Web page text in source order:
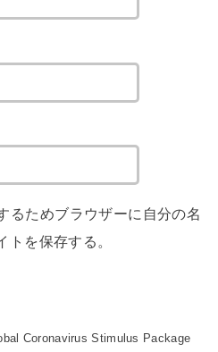
るためブラウザーに自分の名
を保存する。
Coronavirus Stimulus Package